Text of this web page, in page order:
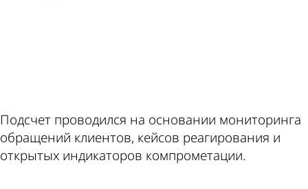
Подсчет проводился на основании мониторинга
обращений клиентов, кейсов реагирования и
открытых индикаторов компрометации.